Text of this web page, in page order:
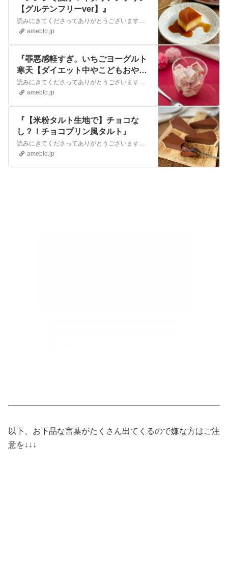
【グルテンフリーver】』
読みにきてくださってありがとうございます！以前も投稿していたイタリアンプリンのレシピ。何度も試作した出来上がった私のお気に入りおやつなのですが、グルテンフリー…
ameblo.jp
『罪悪感軽すぎ。いちごヨーグルト
寒天【ダイエット中やこどもおやつ
に】』
読みにきてくださってありがとうございます！暖かい季節。草花のきれいな季節。そして、虫が増える季節……。お部屋にチラホラとちっちゃなハエが侵入してくるようになり…
ameblo.jp
『【米粉タルト生地で】チョコな
し？！チョコプリン風タルト』
読みにきてくださってありがとうございます！さ。今日から私は仕事で子どもたちも保育園。我が家は平常運転です。GWは皆さま楽しみましたでしょうか？お仕事をされてい…
ameblo.jp
以下、お下品な言葉がたくさん出てくるので嫌な方はご注
意を↓↓↓